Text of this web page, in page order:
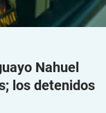
Nahuel
los detenidos